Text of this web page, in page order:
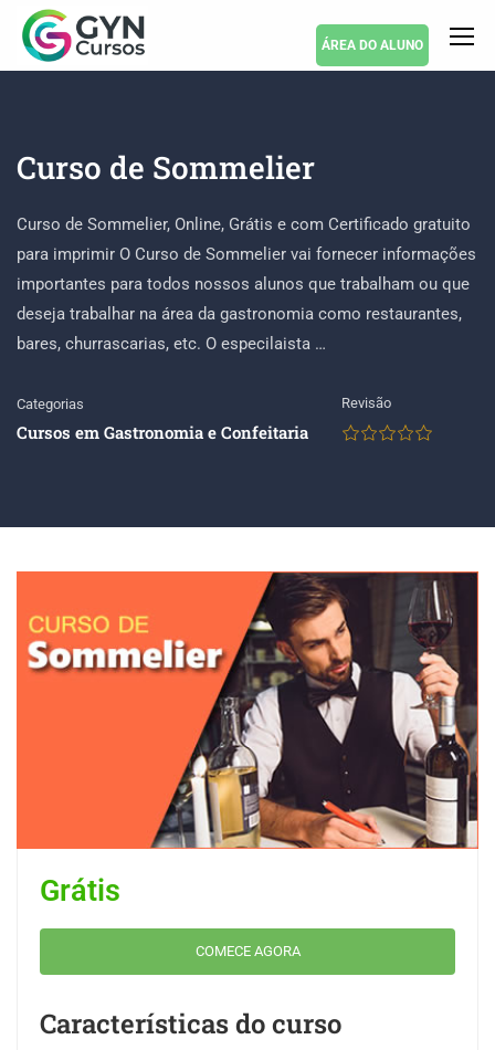
ÁREA DO ALUNO
Curso de Sommelier
Curso de Sommelier, Online, Grátis e com Certificado gratuito
para imprimir O Curso de Sommelier vai fornecer informações
importantes para todos nossos alunos que trabalham ou que
deseja trabalhar na área da gastronomia como restaurantes,
bares, churrascarias, etc. O especilaista …
Categorias
Cursos em Gastronomia e Confeitaria
Revisão
Grátis
COMECE AGORA
Características do curso